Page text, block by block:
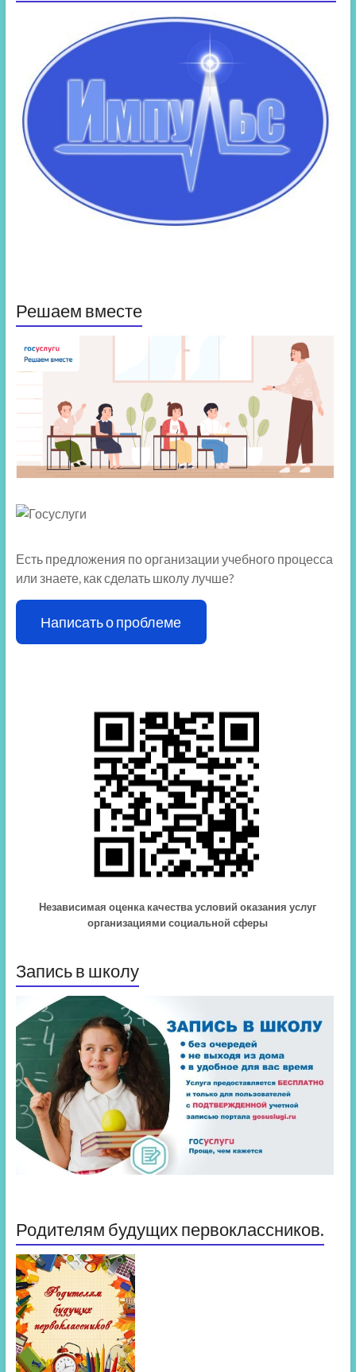
Решаем вместе
Есть предложения по организации учебного процесса
или знаете, как сделать школу лучше?
Написать о проблеме
Независимая оценка качества условий оказания услуг
организациями социальной сферы
Запись в школу
Родителям будущих первоклассников.